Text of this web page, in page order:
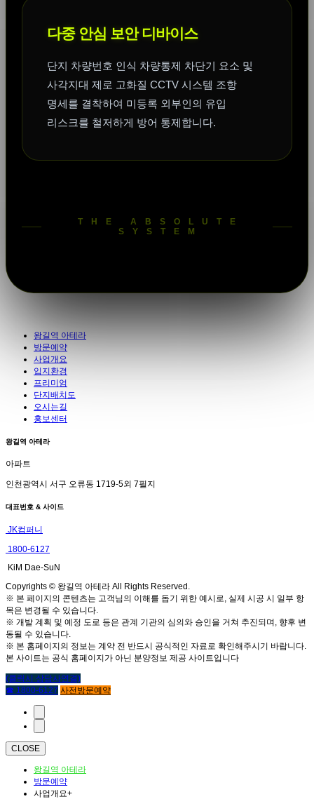
다중 안심 보안 디바이스
단지 차량번호 인식 차량통제 차단기 요소 및
사각지대 제로 고화질 CCTV 시스템 조항
명세를 결착하여 미등록 외부인의 유입
리스크를 철저하게 방어 통제합니다.
THE ABSOLUTE
SYSTEM
왕길역 아테라
방문예약
사업개요
입지환경
프리미엄
단지배치도
오시는길
홍보센터
왕길역 아테라
아파트
인천광역시 서구 오류동 1719-5외 7필지
대표번호 & 사이드
JK컴퍼니
1800-6127
KiM Dae-SuN
Copyrights © 왕길역 아테라 All Rights Reserved.
※ 본 페이지의 콘텐츠는 고객님의 이해를 돕기 위한 예시로, 실제 시공 시 일부 항
목은 변경될 수 있습니다.
※ 개발 계획 및 예정 도로 등은 관계 기관의 심의와 승인을 거쳐 추진되며, 향후 변
동될 수 있습니다.
※ 본 홈페이지의 정보는 계약 전 반드시 공식적인 자료로 확인해주시기 바랍니다.
본 사이트는 공식 홈페이지가 아닌 분양정보 제공 사이트입니다
(클릭시 상담사연결)
☎ 1800-6127 사전방문예약
CLOSE
왕길역 아테라
방문예약
사업개요+